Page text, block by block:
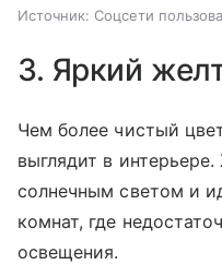
Источник: Соцсети
3. Яркий
Чем более чистый
выглядит в
солнечным светом и
комнат, где
освещения.